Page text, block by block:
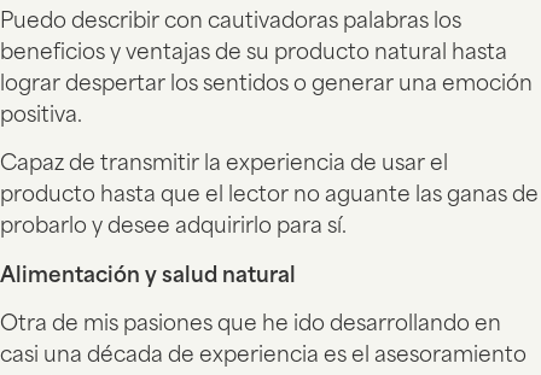
Puedo describir con cautivadoras palabras los
beneficios y ventajas de su producto natural hasta
lograr despertar los sentidos o generar una emoción
positiva.
Capaz de transmitir la experiencia de usar el
producto hasta que el lector no aguante las ganas de
probarlo y desee adquirirlo para sí.
Alimentación y salud natural
Otra de mis pasiones que he ido desarrollando en
casi una década de experiencia es el asesoramiento